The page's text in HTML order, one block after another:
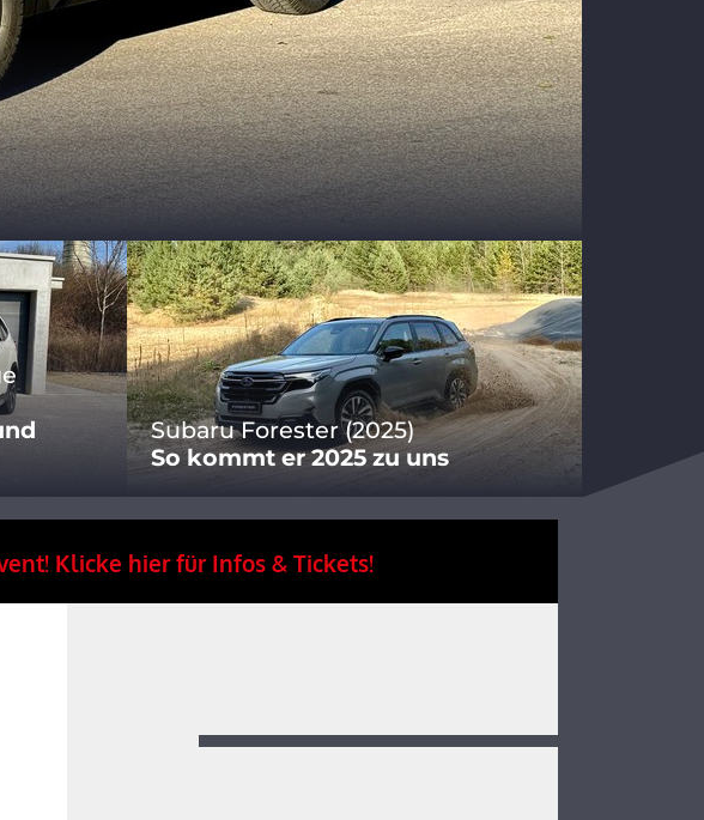
Subaru Forester (2025)
So kommt er 2025 zu uns
Klicke hier für Infos & Tickets!